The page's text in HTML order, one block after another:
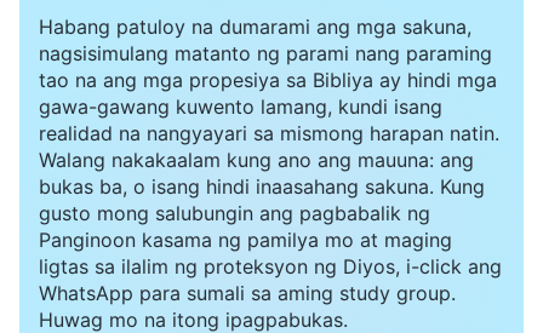
Habang patuloy na dumarami ang mga sakuna,
nagsisimulang matanto ng parami nang paraming
tao na ang mga propesiya sa Bibliya ay hindi mga
gawa-gawang kuwento lamang, kundi isang
realidad na nangyayari sa mismong harapan natin.
Walang nakakaalam kung ano ang mauuna: ang
bukas ba, o isang hindi inaasahang sakuna. Kung
gusto mong salubungin ang pagbabalik ng
Panginoon kasama ng pamilya mo at maging
ligtas sa ilalim ng proteksyon ng Diyos, i-click ang
WhatsApp para sumali sa aming study group.
Huwag mo na itong ipagpabukas.